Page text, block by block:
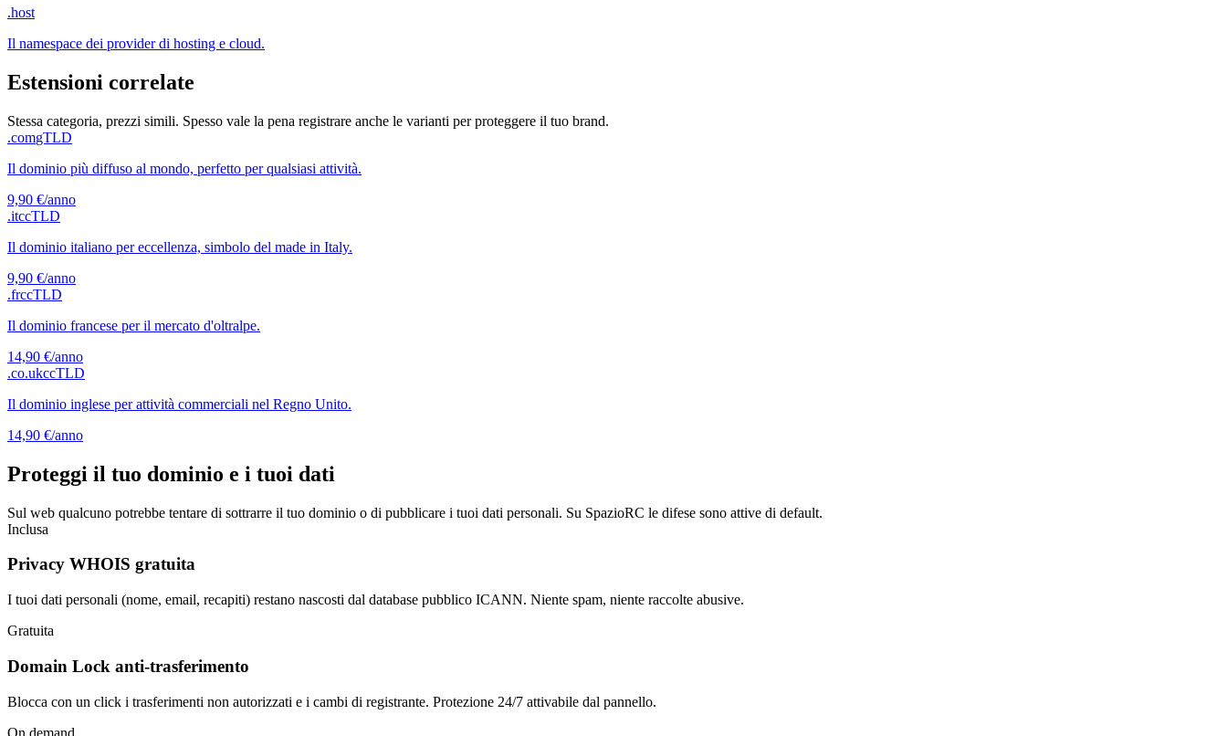
.host
Il namespace dei provider di hosting e cloud.
Estensioni correlate
Stessa categoria, prezzi simili. Spesso vale la pena registrare anche le varianti per proteggere il tuo brand.
.comgTLD
Il dominio più diffuso al mondo, perfetto per qualsiasi attività.
9,90 €/anno
.itccTLD
Il dominio italiano per eccellenza, simbolo del made in Italy.
9,90 €/anno
.frccTLD
Il dominio francese per il mercato d'oltralpe.
14,90 €/anno
.co.ukccTLD
Il dominio inglese per attività commerciali nel Regno Unito.
14,90 €/anno
Proteggi il tuo dominio e i tuoi dati
Sul web qualcuno potrebbe tentare di sottrarre il tuo dominio o di pubblicare i tuoi dati personali. Su SpazioRC le difese sono attive di default.
Inclusa
Privacy WHOIS gratuita
I tuoi dati personali (nome, email, recapiti) restano nascosti dal database pubblico ICANN. Niente spam, niente raccolte abusive.
Gratuita
Domain Lock anti-trasferimento
Blocca con un click i trasferimenti non autorizzati e i cambi di registrante. Protezione 24/7 attivabile dal pannello.
On demand